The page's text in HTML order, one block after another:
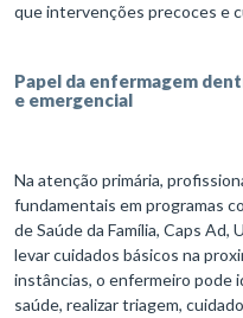
que intervenções precoces e
Papel da enfermagem
e emergencial
Na atenção primária,
fundamentais em programas
de Saúde da Família, Caps
levar cuidados básicos na
instâncias, o enfermeiro pode
saúde, realizar triagem,